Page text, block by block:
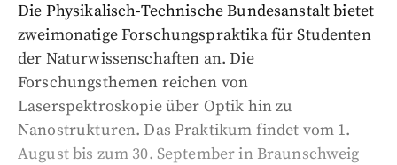
Die Physikalisch-Technische Bundesanstalt bietet
zweimonatige Forschungspraktika für Studenten
der Naturwissenschaften an. Die
Forschungsthemen reichen von
Laserspektroskopie über Optik hin zu
Nanostrukturen. Das Praktikum findet vom 1.
August bis zum 30. September in Braunschweig